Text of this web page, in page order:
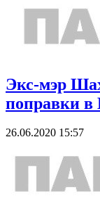
Экс-мэр
поправки в
26.06.2020 15:57